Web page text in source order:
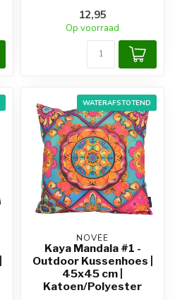
12,95
Op voorraad
WATERAFSTOTEND
NOVÉE
Kaya Mandala #1 -
Outdoor Kussenhoes |
45x45 cm |
Katoen/Polyester